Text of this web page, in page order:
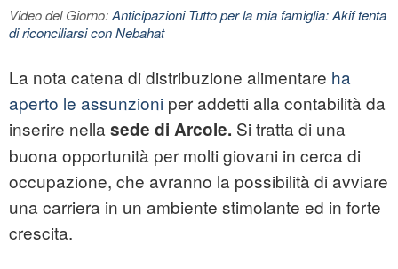
Video del Giorno:Anticipazioni Tutto per la mia famiglia: Akif tenta
di riconciliarsi con Nebahat
La nota catena di distribuzione alimentare ha
aperto le assunzioni per addetti alla contabilità da
inserire nella sede di Arcole. Si tratta di una
buona opportunità per molti giovani in cerca di
occupazione, che avranno la possibilità di avviare
una carriera in un ambiente stimolante ed in forte
crescita.